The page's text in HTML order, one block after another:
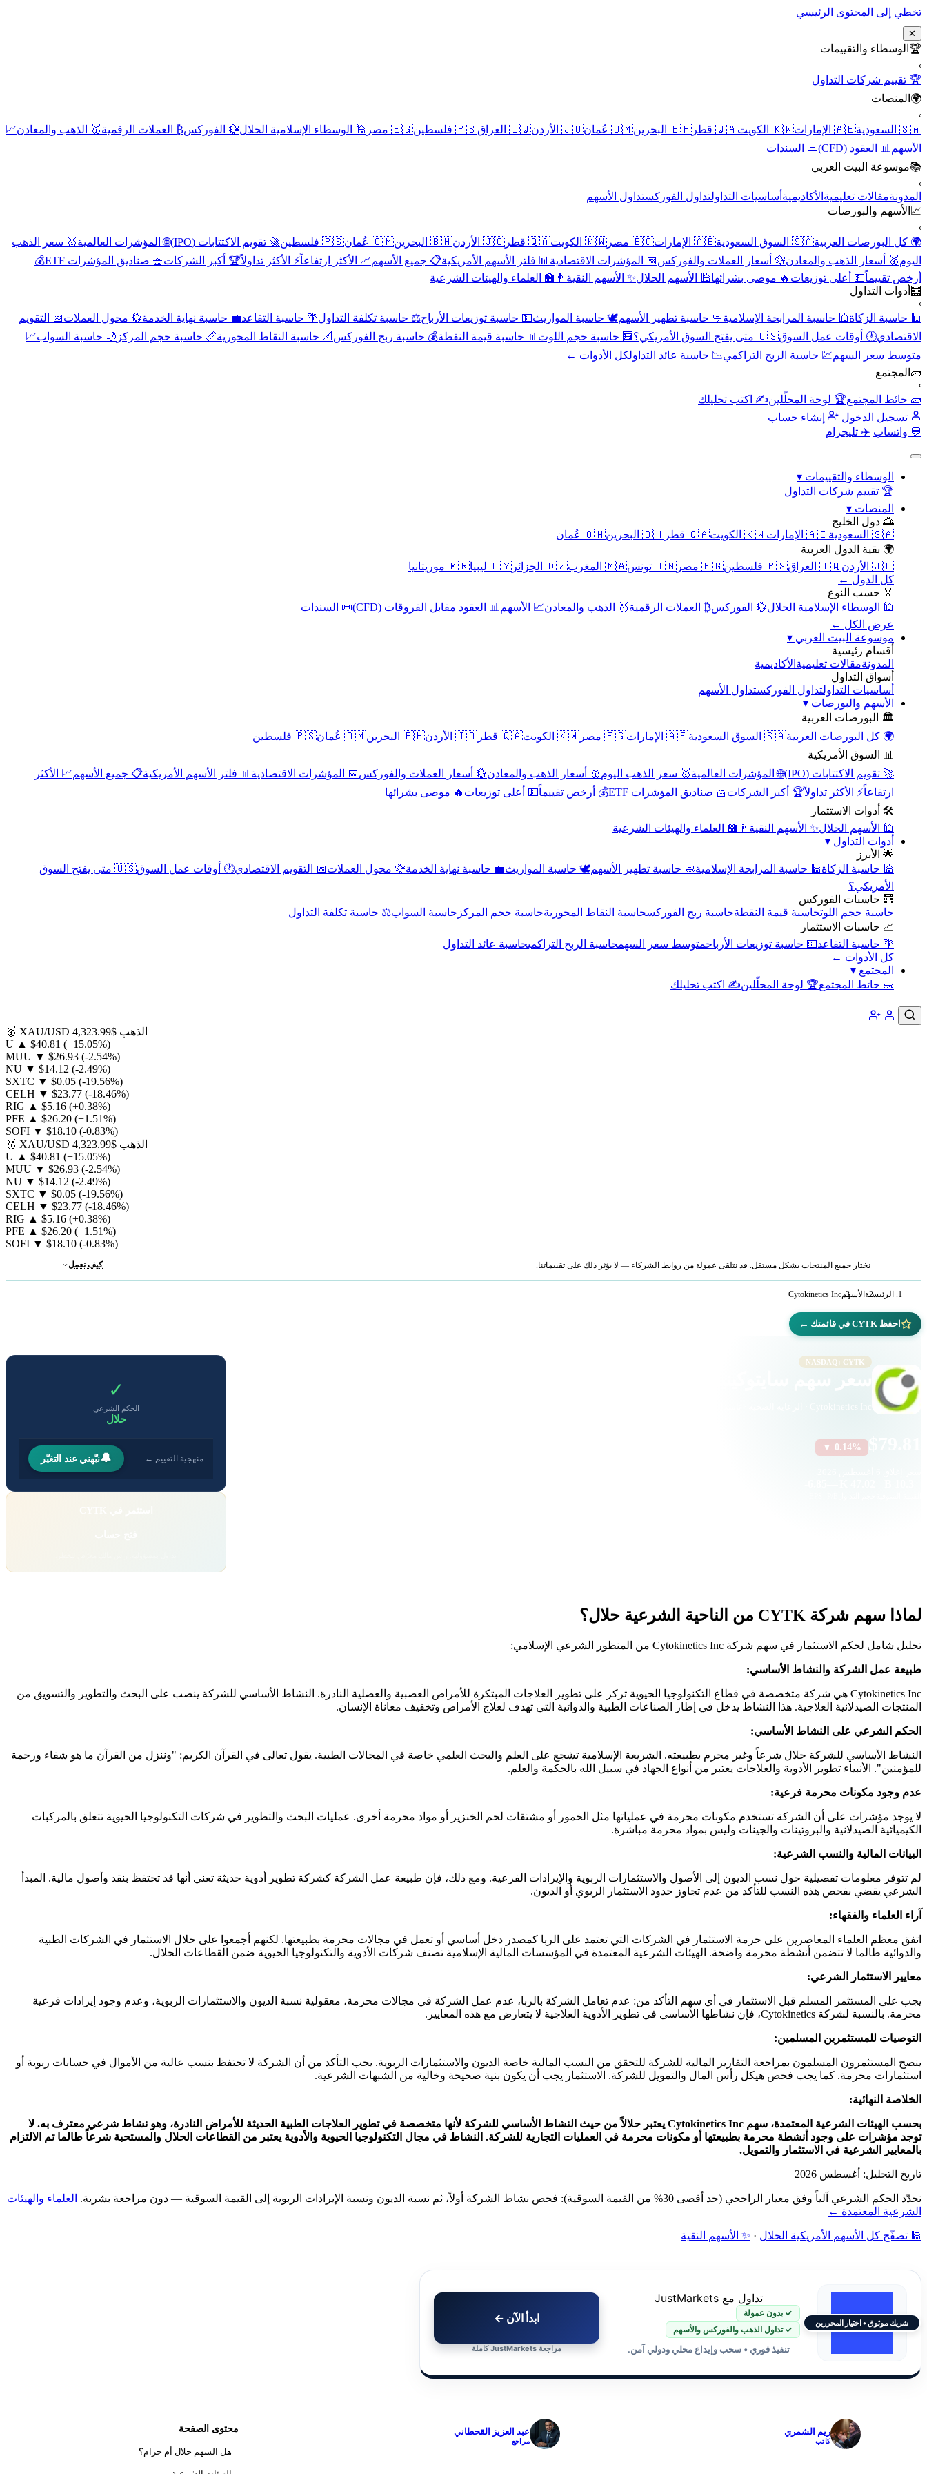
تخطي إلى المحتوى الرئيسي
✕
🏆 الوسطاء والتقييمات
›
🏆 تقييم شركات التداول
🌍 المنصات
›
🇸🇦 السعودية
🇦🇪 الإمارات 🇰🇼 الكويت 🇶🇦 قطر 🇧🇭 البحرين 🇴🇲 عُمان 🇯🇴 الأردن 🇮🇶 العراق 🇵🇸 فلسطين 🇪🇬 مصر 🕌 الوسطاء الإسلامية الحلال💱 الفوركس₿ العملات الرقمية🥇 الذهب والمعادن📈
الأسهم 📊 العقود (CFD)
📜 السندات
📚موسوعة البيت العربي
›
المدونةمقالات تعليمية الأكاديمية أساسيات التداولتداول الفوركستداول الأسهم
📈 الأسهم والبورصات
›
🌍 كل البورصات العربية🇸🇦 السوق السعودية 🇦🇪 الإمارات 🇪🇬 مصر 🇰🇼 الكويت 🇶🇦 قطر 🇯🇴 الأردن 🇧🇭 البحرين 🇴🇲 عُمان 🇵🇸 فلسطين 🚀 تقويم الاكتتابات (IPO) 🌐 المؤشرات العالمية🥇 سعر الذهب
اليوم🥇 أسعار الذهب والمعادن💱 أسعار العملات والفوركس📅 المؤشرات الاقتصادية 📊 فلتر الأسهم الأمريكية📋 جميع الأسهم📈 الأكثر ارتفاعاً⚡ الأكثر تداولاً🏆 أكبر الشركات🧺 صناديق المؤشرات ETF
💰
أرخص تقييماً💵 أعلى توزيعات 🔥 موصى بشرائها🕌 الأسهم الحلال✨ الأسهم النقية 👨‍🏫 العلماء والهيئات الشرعية
🧮 أدوات التداول
›
🕌 حاسبة الزكاة🕌 حاسبة المرابحة الإسلامية🧼 حاسبة تطهير الأسهم🕊️ حاسبة المواريث💵 حاسبة توزيعات الأرباح⚖️ حاسبة تكلفة التداول🌴 حاسبة التقاعد💼 حاسبة نهاية الخدمة💱 محول العملات📅 التقويم
الاقتصادي🕐 أوقات عمل السوق🇺🇸 متى يفتح السوق الأمريكي؟ 🧮 حاسبة حجم اللوت 📊 حاسبة قيمة النقطة💰 حاسبة ربح الفوركس 📐 حاسبة النقاط المحورية📏 حاسبة حجم المركز 🌙 حاسبة السواب📈
متوسط سعر السهم💹 حاسبة الربح التراكمي📉 حاسبة عائد التداولكل الأدوات ←
🧱 المجتمع
›
🧱 حائط المجتمع🏆 لوحة المحلّلين✍️ اكتب تحليلك
تسجيل الدخول
إنشاء حساب
💬 واتساب ✈️ تليجرام
الوسطاء والتقييمات ▾
🏆 تقييم شركات التداول
المنصات ▾
🌅 دول الخليج
🇸🇦 السعودية
🇦🇪 الإمارات 🇰🇼 الكويت 🇶🇦 قطر 🇧🇭 البحرين
🇴🇲 عُمان
🌍 بقية الدول العربية
🇯🇴 الأردن
🇮🇶 العراق 🇵🇸 فلسطين 🇪🇬 مصر 🇹🇳 تونس 🇲🇦 المغرب 🇩🇿 الجزائر 🇱🇾 ليبيا
🇲🇷 موريتانيا
كل الدول ←
🏅 حسب النوع
🕌 الوسطاء الإسلامية الحلال💱 الفوركس₿ العملات الرقمية🥇 الذهب والمعادن📈 الأسهم 📊 العقود مقابل الفروقات (CFD)
📜 السندات
عرض الكل ←
موسوعة البيت العربي ▾
أقسام رئيسية
المدونةمقالات تعليمية الأكاديمية
أسواق التداول
أساسيات التداولتداول الفوركستداول الأسهم
الأسهم والبورصات ▾
🏛️ البورصات العربية
🌍 كل البورصات العربية🇸🇦 السوق السعودية 🇦🇪 الإمارات 🇪🇬 مصر 🇰🇼 الكويت 🇶🇦 قطر 🇯🇴 الأردن 🇧🇭 البحرين 🇴🇲 عُمان
🇵🇸 فلسطين
📊 السوق الأمريكية
🚀 تقويم الاكتتابات (IPO)
🌐 المؤشرات العالمية🥇 سعر الذهب اليوم🥇 أسعار الذهب والمعادن💱 أسعار العملات والفوركس📅 المؤشرات الاقتصادية 📊 فلتر الأسهم الأمريكية📋 جميع الأسهم📈 الأكثر
ارتفاعاً⚡ الأكثر تداولاً🏆 أكبر الشركات🧺 صناديق المؤشرات ETF 💰 أرخص تقييماً💵 أعلى توزيعات 🔥 موصى بشرائها
🛠️ أدوات الاستثمار
🕌 الأسهم الحلال✨ الأسهم النقية 👨‍🏫 العلماء والهيئات الشرعية
أدوات التداول ▾
🌟 الأبرز
🕌 حاسبة الزكاة🕌 حاسبة المرابحة الإسلامية🧼 حاسبة تطهير الأسهم🕊️ حاسبة المواريث💼 حاسبة نهاية الخدمة💱 محول العملات📅 التقويم الاقتصادي🕐 أوقات عمل السوق
🇺🇸 متى يفتح السوق
الأمريكي؟
🧮 حاسبات الفوركس
حاسبة حجم اللوتحاسبة قيمة النقطةحاسبة ربح الفوركسحاسبة النقاط المحوريةحاسبة حجم المركز حاسبة السواب⚖️ حاسبة تكلفة التداول
📈 حاسبات الاستثمار
🌴 حاسبة التقاعد💵 حاسبة توزيعات الأرباحمتوسط سعر السهمحاسبة الربح التراكميحاسبة عائد التداول
كل الأدوات ←
المجتمع ▾
🧱 حائط المجتمع🏆 لوحة المحلّلين✍️ اكتب تحليلك
🥇 XAU/USD الذهب $4,323.99
U ▲ $40.81 (+15.05%)
MUU ▼ $26.93 (-2.54%)
NU ▼ $14.12 (-2.49%)
SXTC ▼ $0.05 (-19.56%)
CELH ▼ $23.77 (-18.46%)
RIG ▲ $5.16 (+0.38%)
PFE ▲ $26.20 (+1.51%)
SOFI ▼ $18.10 (-0.83%)
🥇 XAU/USD الذهب $4,323.99
U ▲ $40.81 (+15.05%)
MUU ▼ $26.93 (-2.54%)
NU ▼ $14.12 (-2.49%)
SXTC ▼ $0.05 (-19.56%)
CELH ▼ $23.77 (-18.46%)
RIG ▲ $5.16 (+0.38%)
PFE ▲ $26.20 (+1.51%)
SOFI ▼ $18.10 (-0.83%)
نختار جميع المنتجات بشكل مستقل. قد نتلقى عمولة من روابط الشركاء — لا يؤثر ذلك على تقييماتنا. كيف نعمل
الرئيسية الأسهمCytokinetics Inc
احفظ CYTK في قائمتك ←
NASDAQ: CYTK
Cytokinetics Inc · الرعاية الصحية · ناسداك
▼ 0.14%
✓
الحكم الشرعي
حلال
منهجية التقييم ← 🔔نبّهني عند التغيّر
لماذا سهم شركة CYTK من الناحية الشرعية حلال؟
تحليل شامل لحكم الاستثمار في سهم شركة Cytokinetics Inc من المنظور الشرعي الإسلامي:
طبيعة عمل الشركة والنشاط الأساسي:
Cytokinetics Inc هي شركة متخصصة في قطاع التكنولوجيا الحيوية تركز على تطوير العلاجات المبتكرة للأمراض العصبية والعضلية النادرة. النشاط الأساسي للشركة ينصب على البحث والتطوير والتسويق من
المنتجات الصيدلانية العلاجية. هذا النشاط يدخل في إطار الصناعات الطبية والدوائية التي تهدف لعلاج الأمراض وتخفيف معاناة الإنسان.
الحكم الشرعي على النشاط الأساسي:
النشاط الأساسي للشركة حلال شرعاً وغير محرم بطبيعته. الشريعة الإسلامية تشجع على العلم والبحث العلمي خاصة في المجالات الطبية. يقول تعالى في القرآن الكريم: "وننزل من القرآن ما هو شفاء ورحمة
للمؤمنين". الأنبياء تطوير الأدوية والعلاجات يعتبر من أنواع الجهاد في سبيل الله بالحكمة والعلم.
عدم وجود مكونات محرمة فرعية:
لا يوجد مؤشرات على أن الشركة تستخدم مكونات محرمة في عملياتها مثل الخمور أو مشتقات لحم الخنزير أو مواد محرمة أخرى. عمليات البحث والتطوير في شركات التكنولوجيا الحيوية تتعلق بالمركبات
الكيميائية الصيدلانية والبروتينات والجينات وليس بمواد محرمة مباشرة.
البيانات المالية والنسب الشرعية:
لم تتوفر معلومات تفصيلية حول نسب الديون إلى الأصول والاستثمارات الربوية والإيرادات الفرعية. ومع ذلك، فإن طبيعة عمل الشركة كشركة تطوير أدوية حديثة تعني أنها قد تحتفظ بنقد وأصول مالية. المبدأ
الشرعي يقضي بفحص هذه النسب للتأكد من عدم تجاوز حدود الاستثمار الربوي أو الديون.
آراء العلماء والفقهاء:
اتفق معظم العلماء المعاصرين على حرمة الاستثمار في الشركات التي تعتمد على الربا كمصدر دخل أساسي أو تعمل في مجالات محرمة بطبيعتها. لكنهم أجمعوا على حلال الاستثمار في الشركات الطبية
والدوائية طالما لا تتضمن أنشطة محرمة واضحة. الهيئات الشرعية المعتمدة في المؤسسات المالية الإسلامية تصنف شركات الأدوية والتكنولوجيا الحيوية ضمن القطاعات الحلال.
معايير الاستثمار الشرعي:
يجب على المستثمر المسلم قبل الاستثمار في أي سهم التأكد من: عدم تعامل الشركة بالربا، عدم عمل الشركة في مجالات محرمة، معقولية نسبة الديون والاستثمارات الربوية، وعدم وجود إيرادات فرعية
محرمة. بالنسبة لشركة Cytokinetics، فإن نشاطها الأساسي في تطوير الأدوية العلاجية لا يتعارض مع هذه المعايير.
التوصيات للمستثمرين المسلمين:
ينصح المستثمرون المسلمون بمراجعة التقارير المالية للشركة للتحقق من النسب المالية خاصة الديون والاستثمارات الربوية. يجب التأكد من أن الشركة لا تحتفظ بنسب عالية من الأموال في حسابات ربوية أو
استثمارات محرمة. كما يجب فحص هيكل رأس المال والتمويل للشركة. الاستثمار يجب أن يكون بنية صحيحة وخالية من الشبهات الشرعية.
الخلاصة النهائية:
بحسب الهيئات الشرعية المعتمدة، سهم Cytokinetics Inc يعتبر حلالاً من حيث النشاط الأساسي للشركة لأنها متخصصة في تطوير العلاجات الطبية الحديثة للأمراض النادرة، وهو نشاط شرعي معترف به. لا
توجد مؤشرات على وجود أنشطة محرمة بطبيعتها أو مكونات محرمة في العمليات التجارية للشركة. النشاط في مجال التكنولوجيا الحيوية والأدوية يعتبر من القطاعات الحلال والمستحبة شرعاً طالما تم الالتزام
بالمعايير الشرعية في الاستثمار والتمويل.
تاريخ التحليل: أغسطس 2026
نحدّد الحكم الشرعي آلياً وفق معيار الراجحي (حد أقصى 30% من القيمة السوقية): فحص نشاط الشركة أولاً، ثم نسبة الديون ونسبة الإيرادات الربوية إلى القيمة السوقية — دون مراجعة بشرية.
العلماء والهيئات
الشرعية المعتمدة ←
🕌 تصفّح كل الأسهم الأمريكية الحلال · ✨ الأسهم النقية
شريك موثوق • اختيار المحررين
تداول مع JustMarkets
✓ بدون عمولة
✓ تداول الذهب والفوركس والأسهم
تنفيذ فوري • سحب وإيداع محلي ودولي آمن.
ابدأ الآن ←
مراجعة JustMarkets كاملة
محتوى الصفحة
هل السهم حلال أم حرام؟
ريم الشمري
كاتب
عبد العزيز القحطاني
مراجع